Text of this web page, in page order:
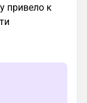
привело к